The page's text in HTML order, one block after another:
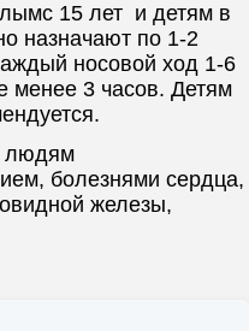
15 лет и детям в
назначают по 1-2
носовой ход 1-6
менее 3 часов. Детям
людям
болезнями сердца,
железы,